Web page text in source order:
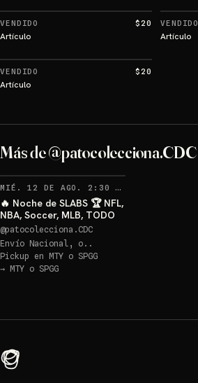
VENDIDO $20
Artículo
VENDIDO
Artículo
VENDIDO $20
Artículo
Más de @patocolecciona.CDC
MIÉ. 12 DE AGO. 2:30 AM
🔥 Noche de SLABS 🏆 NFL,
NBA, Soccer, MLB, TODO
@patocolecciona.CDC
Envío Nacional, o..
Pickup en MTY o SPGG
→ MTY o SPGG